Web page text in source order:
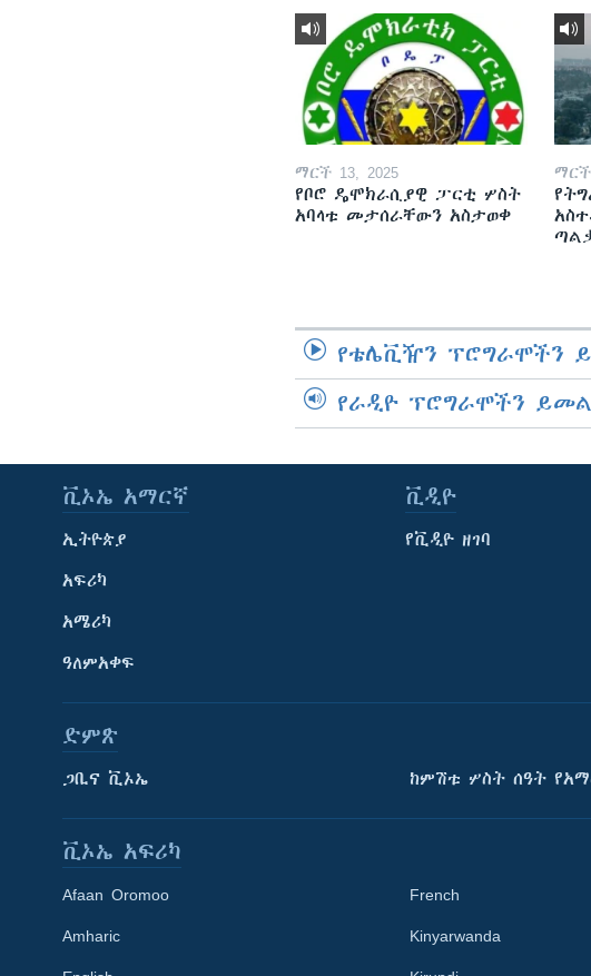
ማርች 13, 2025
የቦሮ ዴሞክራሲያዊ ፓርቲ ሦስት
አባላቱ መታሰራቸውን አስታወቀ
ማርች
የቴሌቪዥን ፕሮግራሞችን
የራዲዮ ፕሮግራሞችን
ቪኦኤ አማርኛ
ኢትዮጵያ
አፍሪካ
አሜሪካ
ዓለምአቀፍ
ቪዲዮ
የቪዲዮ ዘገባ
ድምጽ
ጋቢና ቪኦኤ ከምሽቱ ሦስት ሰዓት
ቪኦኤ አፍሪካ
Afaan Oromoo
Amharic
French
Kinyarwanda